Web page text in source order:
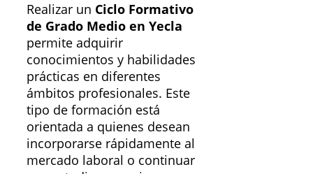
Realizar un Ciclo Formativo
de Grado Medio en Yecla
permite adquirir
conocimientos y habilidades
prácticas en diferentes
ámbitos profesionales. Este
tipo de formación está
orientada a quienes desean
incorporarse rápidamente al
mercado laboral o continuar